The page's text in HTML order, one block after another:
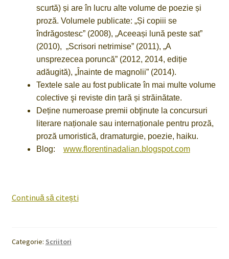
scurtă) și are în lucru alte volume de poezie și
proză. Volumele publicate: „Și copiii se
îndrăgostesc” (2008), „Aceeași lună peste sat”
(2010), „Scrisori netrimise” (2011), „A
unsprezecea poruncă” (2012, 2014, ediție
adăugită), „Înainte de magnolii” (2014).
Textele sale au fost publicate în mai multe volume
colective şi reviste din țară și străinătate.
Deține numeroase premii obţinute la concursuri
literare naționale sau internaționale pentru proză,
proză umoristică, dramaturgie, poezie, haiku.
Blog: www.florentinadalian.blogspot.com
Continuă să citeștiFlorentina
Categorie: Scriitori